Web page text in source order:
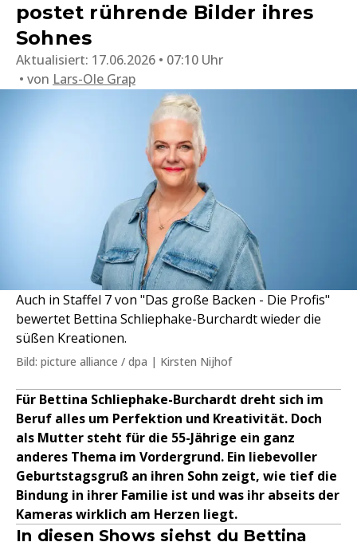
postet rührende Bilder ihres
Sohnes
Aktualisiert: 17.06.2026 • 07:10 Uhr
von Lars-Ole Grap
Auch in Staffel 7 von "Das große Backen - Die Profis"
bewertet Bettina Schliephake-Burchardt wieder die
süßen Kreationen.
Bild: picture alliance / dpa | Kirsten Nijhof
Für Bettina Schliephake-Burchardt dreht sich im
Beruf alles um Perfektion und Kreativität. Doch
als Mutter steht für die 55-Jährige ein ganz
anderes Thema im Vordergrund. Ein liebevoller
Geburtstagsgruß an ihren Sohn zeigt, wie tief die
Bindung in ihrer Familie ist und was ihr abseits der
Kameras wirklich am Herzen liegt.
In diesen Shows siehst du Bettina